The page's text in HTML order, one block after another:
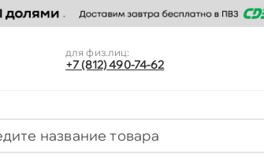
для физ.лиц:
+7 (812) 490-74-62